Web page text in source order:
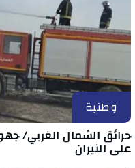
وطنية
حرائق الشمال الغربي/
على النيران